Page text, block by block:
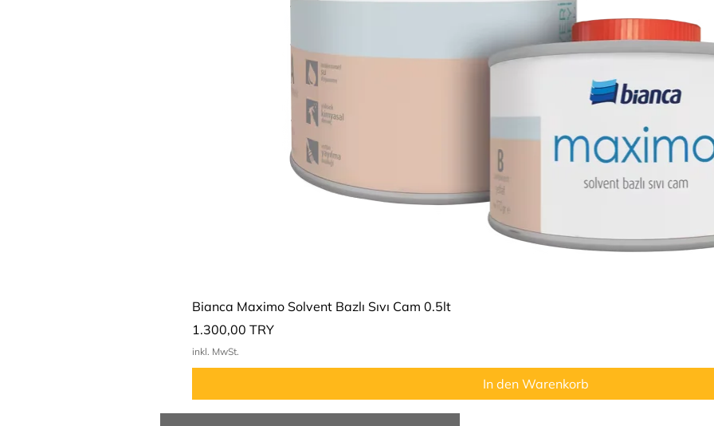
Bianca Maximo Solvent Bazlı Sıvı Cam 0.5lt
Preis
1.300,00 TRY
inkl. MwSt.
In den Warenkorb